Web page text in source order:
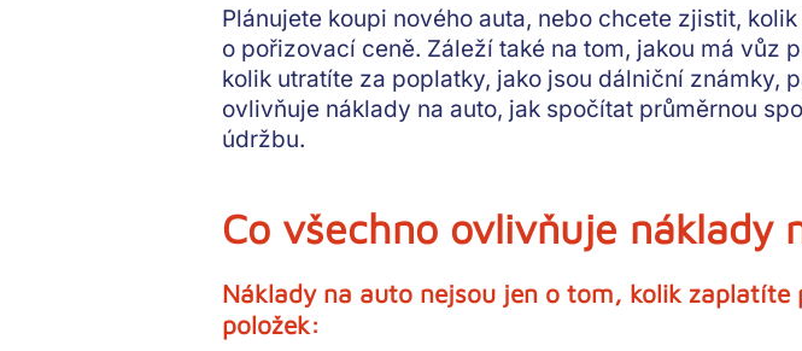
Plánujete koupi nového auta, nebo chcete zjistit,
o pořizovací ceně. Záleží také na tom, jakou má vůz
kolik utratíte za poplatky, jako jsou dálniční známky,
ovlivňuje náklady na auto, jak spočítat průměrnou
údržbu.
Co všechno ovlivňuje náklady
Náklady na auto nejsou jen o tom, kolik zaplatíte
položek: